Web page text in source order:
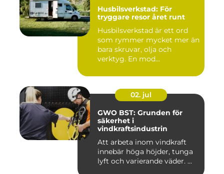
Husbilsverkstad: För
tryggare resor året runt
Husbilsverkstad är ett ord
som rymmer mycket mer än
bara skruvar, olja och
verktyg. En mod...
02. jul
GWO BST: Grunden för
säkerhet i
vindkraftsindustrin
Att arbeta inom vindkraft
innebär höga höjder, tunga
lyft och varierande väder. ...